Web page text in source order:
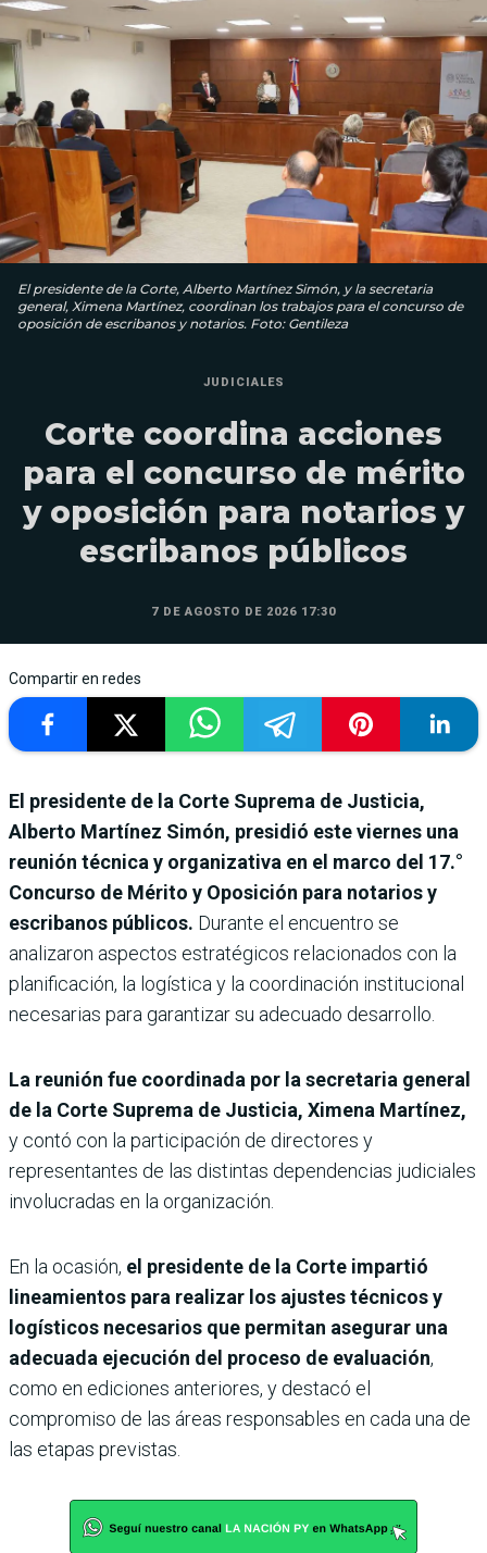
El presidente de la Corte, Alberto Martínez Simón, y la secretaria
general, Ximena Martínez, coordinan los trabajos para el concurso de
oposición de escribanos y notarios. Foto: Gentileza
JUDICIALES
Corte coordina acciones
para el concurso de mérito
y oposición para notarios y
escribanos públicos
7 DE AGOSTO DE 2026 17:30
Compartir en redes
El presidente de la Corte Suprema de Justicia,
Alberto Martínez Simón, presidió este viernes una
reunión técnica y organizativa en el marco del 17.°
Concurso de Mérito y Oposición para notarios y
escribanos públicos. Durante el encuentro se
analizaron aspectos estratégicos relacionados con la
planificación, la logística y la coordinación institucional
necesarias para garantizar su adecuado desarrollo.
La reunión fue coordinada por la secretaria general
de la Corte Suprema de Justicia, Ximena Martínez,
y contó con la participación de directores y
representantes de las distintas dependencias judiciales
involucradas en la organización.
En la ocasión, el presidente de la Corte impartió
lineamientos para realizar los ajustes técnicos y
logísticos necesarios que permitan asegurar una
adecuada ejecución del proceso de evaluación,
como en ediciones anteriores, y destacó el
compromiso de las áreas responsables en cada una de
las etapas previstas.